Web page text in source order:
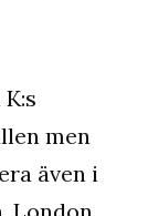
men
även i